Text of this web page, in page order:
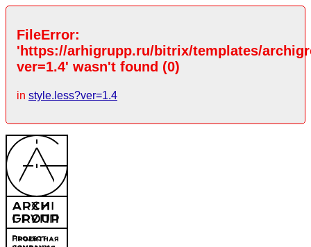
FileError:
'https://arhigrupp.ru/bitrix/templates/
ver=1.4' wasn't found (0)
in style.less?ver=1.4